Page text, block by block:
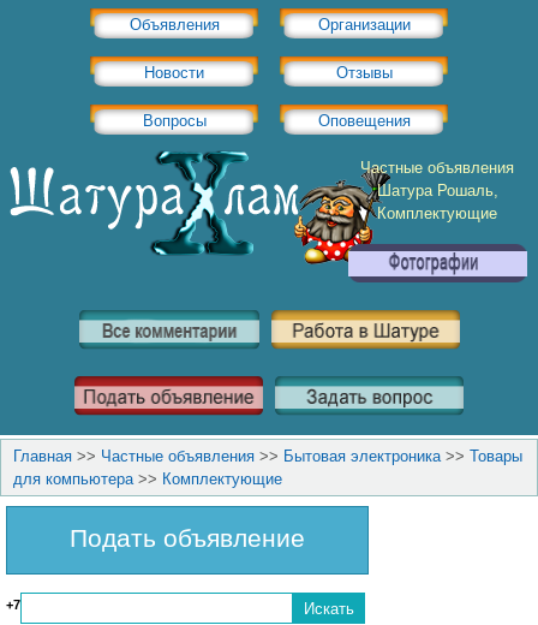
Объявления Организации
Новости Отзывы
Вопросы Оповещения
Частные объявления
Шатура Рошаль,
Комплектующие
Главная >> Частные объявления >> Бытовая электроника>> Товары
для компьютера>> Комплектующие
Подать объявление
+7